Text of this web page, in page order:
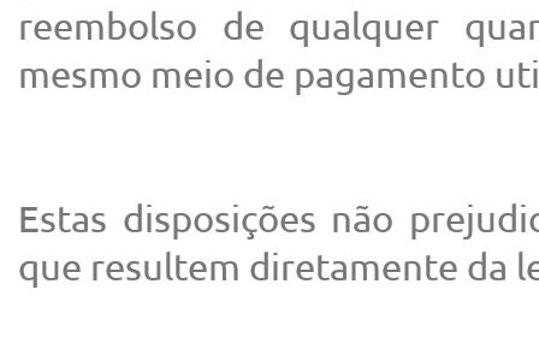
reembolso de qualquer
mesmo meio de pagamento
Estas disposições não
que resultem diretamente da